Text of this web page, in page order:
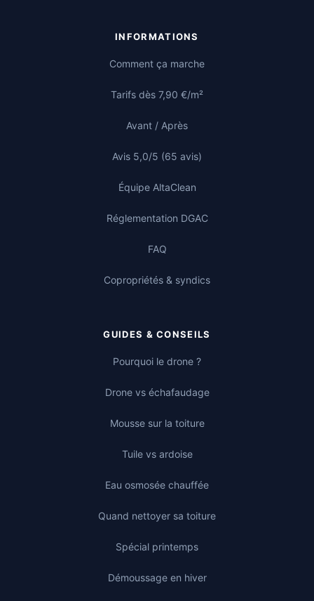
INFORMATIONS
Comment ça marche
Tarifs dès 7,90 €/m²
Avant / Après
Avis 5,0/5 (65 avis)
Équipe AltaClean
Réglementation DGAC
FAQ
Copropriétés & syndics
GUIDES & CONSEILS
Pourquoi le drone ?
Drone vs échafaudage
Mousse sur la toiture
Tuile vs ardoise
Eau osmosée chauffée
Quand nettoyer sa toiture
Spécial printemps
Démoussage en hiver